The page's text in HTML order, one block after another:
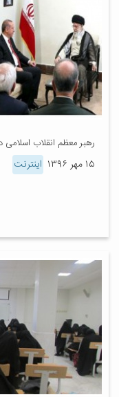
رهبر معظم انقلاب
۱۵ مهر ۱۳۹۶ اینترنت